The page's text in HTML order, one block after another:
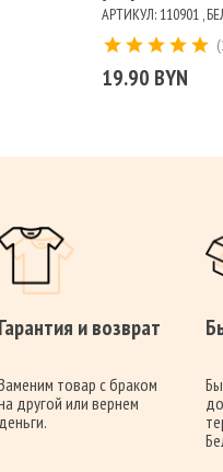
АРТИКУЛ: 110901 ,
19.90 BYN
Гарантия и возврат
товар с браком
другой или вернем
деньги.